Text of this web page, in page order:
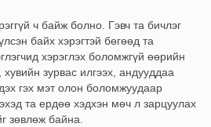
ч байж болно. Гэвч та бичлэг
байх хэрэгтэй бөгөөд та
хэрэглэх боломжгүй өөрийн
хувийн зурвас илгээх, андууддаа
гэх мэт олон боломжуудаар
та ердөө хэдхэн мөч л зарцуулах
зөвлөж байна.